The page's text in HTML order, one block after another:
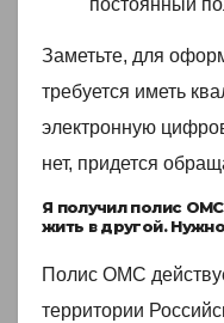
постоянный
Заметьте, для
требуется иметь
электронную
нет, придется
Я получил полис
жить в другой.
Полис ОМС
территории